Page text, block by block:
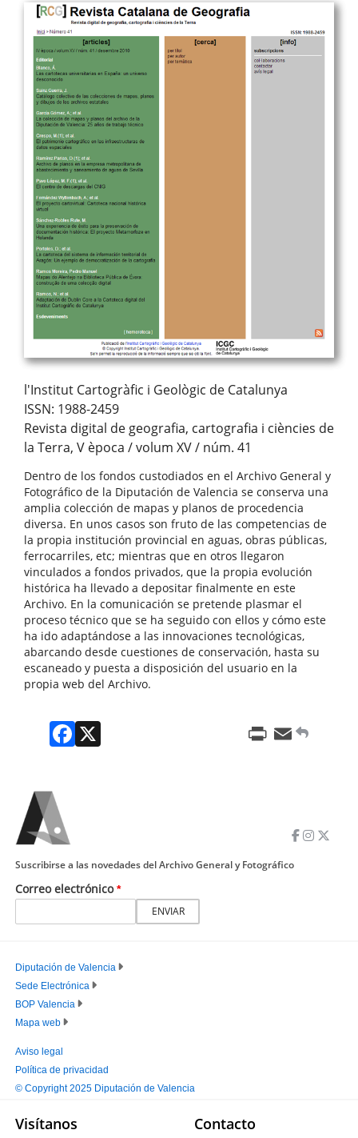
l'Institut Cartogràfic i Geològic de Catalunya
ISSN: 1988-2459
Revista digital de geografia, cartografia i ciències de
la Terra, V època / volum XV / núm. 41
Dentro de los fondos custodiados en el Archivo General y
Fotográfico de la Diputación de Valencia se conserva una
amplia colección de mapas y planos de procedencia
diversa. En unos casos son fruto de las competencias de
la propia institución provincial en aguas, obras públicas,
ferrocarriles, etc; mientras que en otros llegaron
vinculados a fondos privados, que la propia evolución
histórica ha llevado a depositar finalmente en este
Archivo. En la comunicación se pretende plasmar el
proceso técnico que se ha seguido con ellos y cómo este
ha ido adaptándose a las innovaciones tecnológicas,
abarcando desde cuestiones de conservación, hasta su
escaneado y puesta a disposición del usuario en la
propia web del Archivo.
Facebook PrintEmail
Correo electrónico
Suscribirse a las novedades del Archivo General y Fotográfico
PIE
PRINCIPAL
Diputación de Valencia
Sede Electrónica
BOP Valencia
Mapa web
PIE
SECUNDARIO
Aviso legal
Política de privacidad
© Copyright 2025 Diputación de Valencia
Visítanos Contacto